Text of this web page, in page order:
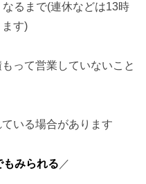
なるまで(連休などは13時
す)
って営業していないこと
いる場合があります
みられる ／